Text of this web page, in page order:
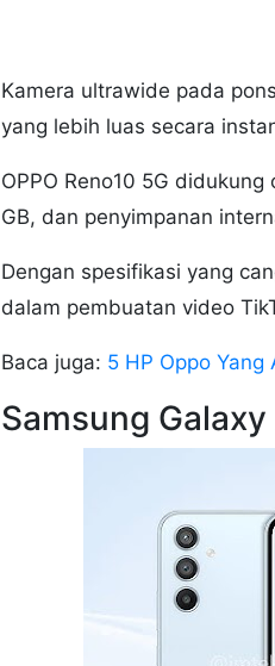
Kamera ultrawide pada
yang lebih luas secara
OPPO Reno10 5G
GB, dan penyimpanan
Dengan spesifikasi yang
dalam pembuatan video
Baca juga: 5 HP Oppo
Samsung